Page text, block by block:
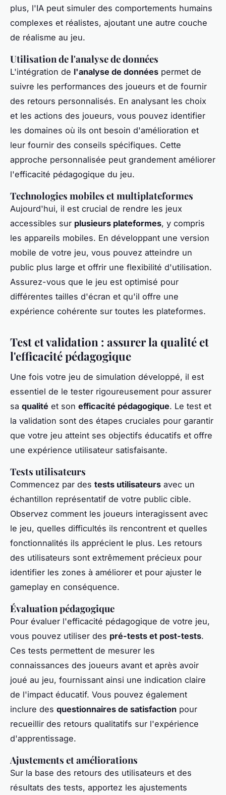
plus, l'IA peut simuler des comportements humains
complexes et réalistes, ajoutant une autre couche
de réalisme au jeu.
Utilisation de l'analyse de données
L'intégration de l'analyse de données permet de
suivre les performances des joueurs et de fournir
des retours personnalisés. En analysant les choix
et les actions des joueurs, vous pouvez identifier
les domaines où ils ont besoin d'amélioration et
leur fournir des conseils spécifiques. Cette
approche personnalisée peut grandement améliorer
l'efficacité pédagogique du jeu.
Technologies mobiles et multiplateformes
Aujourd'hui, il est crucial de rendre les jeux
accessibles sur plusieurs plateformes, y compris
les appareils mobiles. En développant une version
mobile de votre jeu, vous pouvez atteindre un
public plus large et offrir une flexibilité d'utilisation.
Assurez-vous que le jeu est optimisé pour
différentes tailles d'écran et qu'il offre une
expérience cohérente sur toutes les plateformes.
Test et validation : assurer la qualité et
l'efficacité pédagogique
Une fois votre jeu de simulation développé, il est
essentiel de le tester rigoureusement pour assurer
sa qualité et son efficacité pédagogique. Le test et
la validation sont des étapes cruciales pour garantir
que votre jeu atteint ses objectifs éducatifs et offre
une expérience utilisateur satisfaisante.
Tests utilisateurs
Commencez par des tests utilisateurs avec un
échantillon représentatif de votre public cible.
Observez comment les joueurs interagissent avec
le jeu, quelles difficultés ils rencontrent et quelles
fonctionnalités ils apprécient le plus. Les retours
des utilisateurs sont extrêmement précieux pour
identifier les zones à améliorer et pour ajuster le
gameplay en conséquence.
Évaluation pédagogique
Pour évaluer l'efficacité pédagogique de votre jeu,
vous pouvez utiliser des pré-tests et post-tests.
Ces tests permettent de mesurer les
connaissances des joueurs avant et après avoir
joué au jeu, fournissant ainsi une indication claire
de l'impact éducatif. Vous pouvez également
inclure des questionnaires de satisfaction pour
recueillir des retours qualitatifs sur l'expérience
d'apprentissage.
Ajustements et améliorations
Sur la base des retours des utilisateurs et des
résultats des tests, apportez les ajustements